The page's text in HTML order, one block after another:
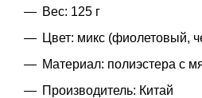
Вес: 125 г
Цвет: микс (фиолетовый,
Материал: полиэстера с
Производитель: Китай